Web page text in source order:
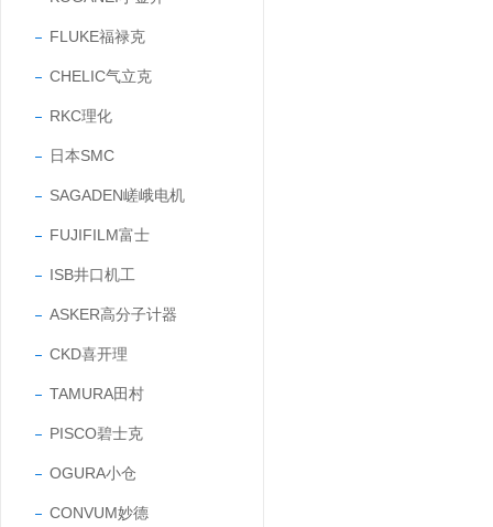
FLUKE福禄克
CHELIC气立克
RKC理化
日本SMC
SAGADEN嵯峨电机
FUJIFILM富士
ISB井口机工
ASKER高分子计器
CKD喜开理
TAMURA田村
PISCO碧士克
OGURA小仓
CONVUM妙德